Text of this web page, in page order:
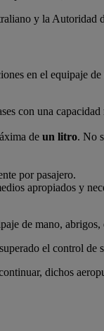
y la
en el equipaje
con una capacidad
de un litro. No
por pasajero.
apropiados y
de mano,
el control de
dichos